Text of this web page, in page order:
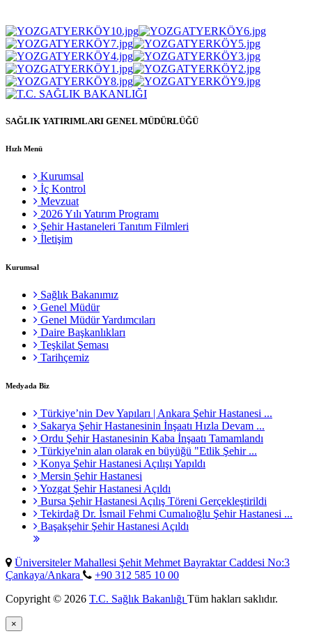
SAĞLIK YATIRIMLARI GENEL MÜDÜRLÜĞÜ
Hızlı Menü
Kurumsal
İç Kontrol
Mevzuat
2026 Yılı Yatırım Programı
Şehir Hastaneleri Tanıtım Filmleri
İletişim
Kurumsal
Sağlık Bakanımız
Genel Müdür
Genel Müdür Yardımcıları
Daire Başkanlıkları
Teşkilat Şeması
Tarihçemiz
Medyada Biz
Türkiye’nin Dev Yapıları | Ankara Şehir Hastanesi ...
Sakarya Şehir Hastanesinin İnşaatı Hızla Devam ...
Ordu Şehir Hastanesinin Kaba İnşaatı Tamamlandı
Türkiye'nin alan olarak en büyüğü "Etlik Şehir ...
Konya Şehir Hastanesi Açılışı Yapıldı
Mersin Şehir Hastanesi
Yozgat Şehir Hastanesi Açıldı
Bursa Şehir Hastanesi Açılış Töreni Gerçekleştirildi
Tekirdağ Dr. İsmail Fehmi Cumalıoğlu Şehir Hastanesi ...
Başakşehir Şehir Hastanesi Açıldı
Üniversiteler Mahallesi Şehit Mehmet Bayraktar Caddesi No:3
Çankaya/Ankara
+90 312 585 10 00
Copyright © 2026 T.C. Sağlık Bakanlığı Tüm hakları saklıdır.
×